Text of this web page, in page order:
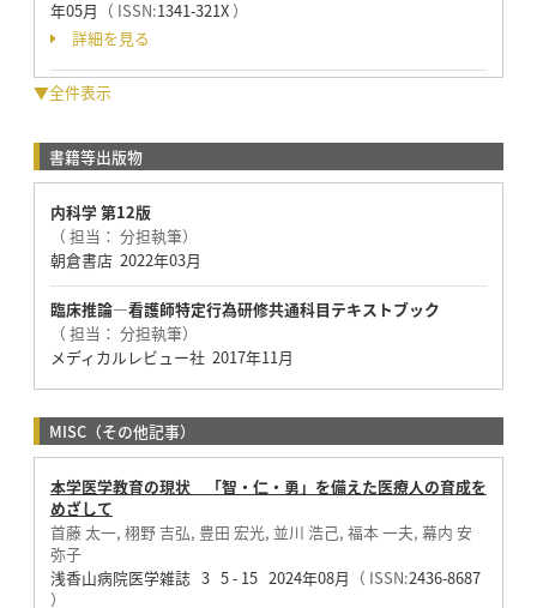
年05月 （ ISSN:1341-321X）
詳細を見る
▼全件表示
書籍等出版物
内科学 第12版
（ 担当： 分担執筆）
朝倉書店 2022年03月
臨床推論―看護師特定行為研修共通科目テキストブック
（ 担当： 分担執筆）
メディカルレビュー社 2017年11月
MISC（その他記事）
本学医学教育の現状 「智・仁・勇」を備えた医療人の育成を
めざして
首藤 太一, 栩野 吉弘, 豊田 宏光, 並川 浩己, 福本 一夫, 幕内 安
弥子
浅香山病院医学雑誌 3 5 - 15 2024年08月 （ ISSN:2436-8687
）